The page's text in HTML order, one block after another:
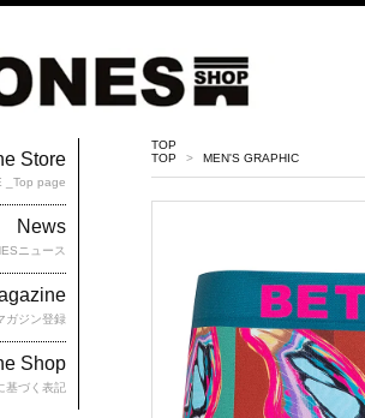
TOP
TOP
> MEN'S GRAPHIC
Store
_Top page
News
ニュース
ガジン登録
Shop
基づく表記